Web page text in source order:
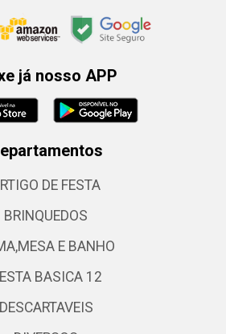
já nosso APP
DE FESTA
BRINQUEDOS
E BANHO
BASICA 12
DESCARTAVEIS